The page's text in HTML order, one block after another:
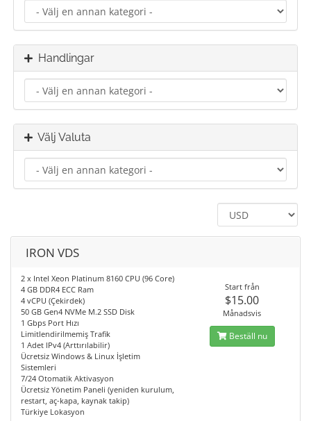
Handlingar
Välj Valuta
IRON VDS
2 x Intel Xeon Platinum 8160 CPU (96 Core)
4 GB DDR4 ECC Ram
4 vCPU (Çekirdek)
50 GB Gen4 NVMe M.2 SSD Disk
1 Gbps Port Hızı
Limitlendirilmemiş Trafik
1 Adet IPv4 (Arttırılabilir)
Ücretsiz Windows & Linux İşletim
Sistemleri
7/24 Otomatik Aktivasyon
Ücretsiz Yönetim Paneli (yeniden kurulum,
restart, aç-kapa, kaynak takip)
Türkiye Lokasyon
Start från
$15.00
Månadsvis
Beställ nu